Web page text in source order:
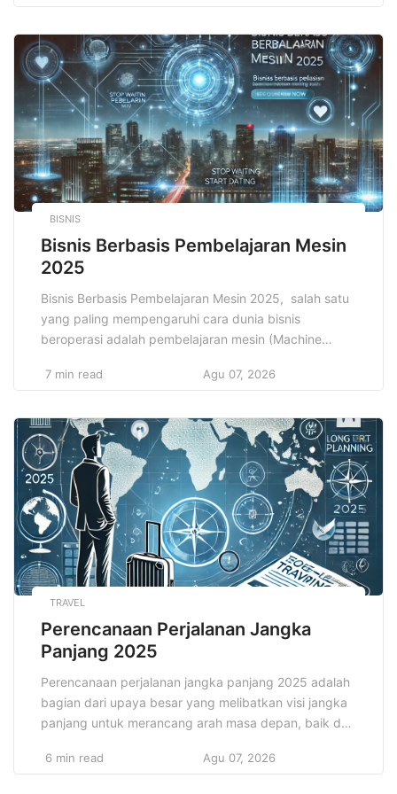
akses tanpa batas. Tren bisnis yang dapat dijalankan
langsung dari kenyamanan rumah ini memang
semakin populer […]
BISNIS
Bisnis Berbasis Pembelajaran Mesin
2025
Bisnis Berbasis Pembelajaran Mesin 2025, salah satu
yang paling mempengaruhi cara dunia bisnis
beroperasi adalah pembelajaran mesin (Machine
kecerdasan buatan (Artificial Intelligence/AI), telah
data, memproses informasi, serta mengambil
keputusan. Tidak hanya terbatas pada sektor
teknologi, kini pembelajaran mesin telah merambah ke
hampir seluruh bidang, […]
7 min read Agu 07, 2026
TRAVEL
Perencanaan Perjalanan Jangka
Panjang 2025
Perencanaan perjalanan jangka panjang 2025 adalah
bagian dari upaya besar yang melibatkan visi jangka
panjang untuk merancang arah masa depan, baik dari
infrastruktur. Fokus utama dalam perencanaan ini
6 min read Agu 07, 2026